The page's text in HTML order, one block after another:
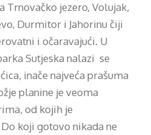
Trnovačko jezero, Volujak,
Durmitor i Jahorinu čiji
i očaravajući. U
Sutjeska nalazi se
inače najveća prašuma
planine je veoma
od kojih je
koji gotovo nikada ne